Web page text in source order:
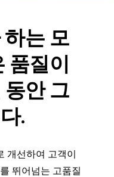
는 모
품질이
동안 그
.
개선하여 고객이
뛰어넘는 고품질